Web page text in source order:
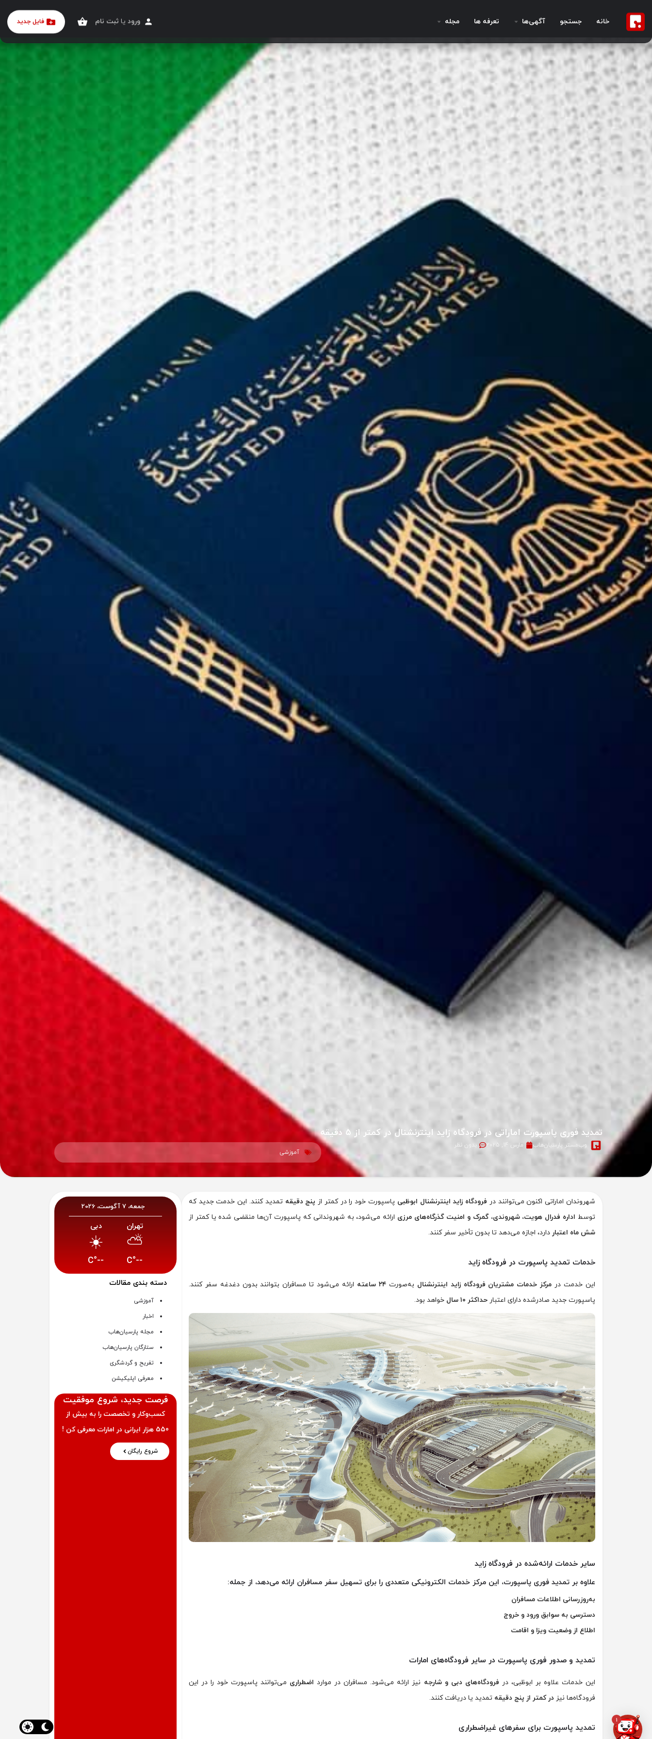
خانه جستجو آگهی‌ها تعرفه ها مجله ورود یا ثبت نام فایل جدید
تمدید فوری پاسپورت اماراتی در فرودگاه زاید اینترنشنال در کمتر از ۵ دقیقه
وب‌مستر پارسیان‌هاب مارس 14, 2025
بدون نظر
آموزشی
شهروندان اماراتی اکنون می‌توانند در فرودگاه زاید اینترنشنال ابوظبی پاسپورت خود را در کمتر از پنج دقیقه تمدید کنند. این خدمت جدید که
توسط اداره فدرال هویت، شهروندی، گمرک و امنیت گذرگاه‌های مرزی ارائه می‌شود، به شهروندانی که پاسپورت آن‌ها منقضی شده یا کمتر از
شش ماه اعتبار دارد، اجازه می‌دهد تا بدون تأخیر سفر کنند.
خدمات تمدید پاسپورت در فرودگاه زاید
این خدمت در مرکز خدمات مشتریان فرودگاه زاید اینترنشنال به‌صورت۲۴ ساعته
ارائه می‌شود تا مسافران بتوانند بدون دغدغه سفر کنند.
پاسپورت جدید صادرشده دارای اعتبار حداکثر ۱۰ سال خواهد بود.
سایر خدمات ارائه‌شده در فرودگاه زاید
علاوه بر تمدید فوری پاسپورت، این مرکز خدمات الکترونیکی متعددی را برای تسهیل سفر مسافران ارائه می‌دهد، از جمله:
به‌روزرسانی اطلاعات مسافران
دسترسی به سوابق ورود و خروج
اطلاع از وضعیت ویزا و اقامت
تمدید و صدور فوری پاسپورت در سایر فرودگاه‌های امارات
این خدمات علاوه بر ابوظبی، در فرودگاه‌های دبی و شارجه نیز ارائه می‌شود. مسافران در موارد اضطراری می‌توانند پاسپورت خود را در این
فرودگاه‌ها نیز در کمتر از پنج دقیقه تمدید یا دریافت کنند.
تمدید پاسپورت برای سفرهای غیراضطراری
جمعه، 7 آگوست، 2026
تهران
⛅
--°C
دبی
☀️
--°C
دسته بندی مقالات
آموزشی
اخبار
مجله پارسیان‌هاب
ستارگان پارسیان‌هاب
تفریح و گردشگری
معرفی اپلیکیشن
فرصت‌ جدید، شروع موفقیت
کسب‌وکار و تخصصت را به بیش از
550 هزار ایرانی در امارات معرفی کن !
شروع رایگان
1